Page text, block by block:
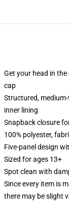
Get your head in
cap
Structured,
inner lining
Snapback closure
100% polyester,
Five-panel design
Sized for ages 13+
Spot clean with
Since every item is
there may be slight